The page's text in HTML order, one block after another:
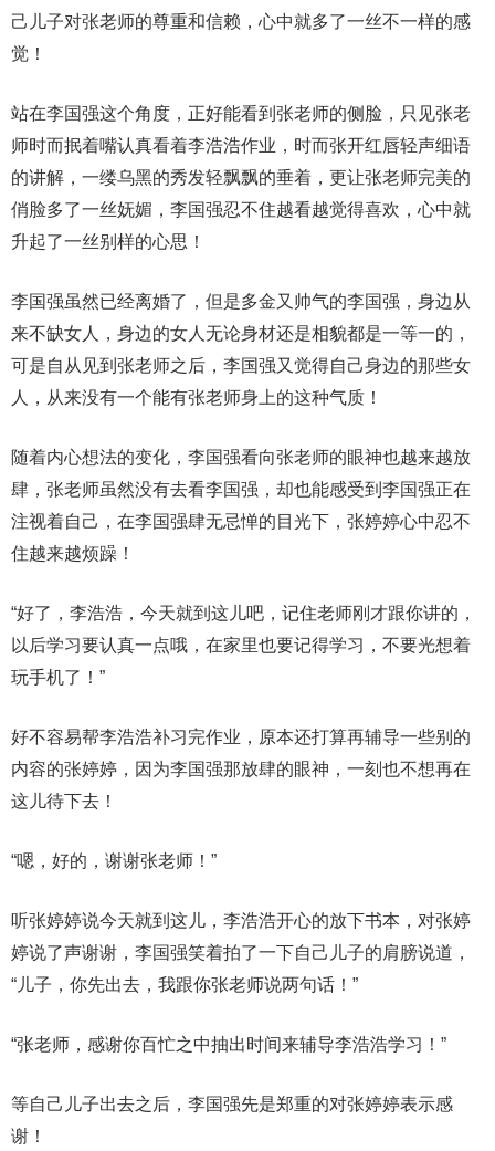
己儿子对张老师的尊重和信赖，心中就多了一丝不一样的感
觉！
站在李国强这个角度，正好能看到张老师的侧脸，只见张老
师时而抿着嘴认真看着李浩浩作业，时而张开红唇轻声细语
的讲解，一缕乌黑的秀发轻飘飘的垂着，更让张老师完美的
俏脸多了一丝妩媚，李国强忍不住越看越觉得喜欢，心中就
升起了一丝别样的心思！
李国强虽然已经离婚了，但是多金又帅气的李国强，身边从
来不缺女人，身边的女人无论身材还是相貌都是一等一的，
可是自从见到张老师之后，李国强又觉得自己身边的那些女
人，从来没有一个能有张老师身上的这种气质！
随着内心想法的变化，李国强看向张老师的眼神也越来越放
肆，张老师虽然没有去看李国强，却也能感受到李国强正在
注视着自己，在李国强肆无忌惮的目光下，张婷婷心中忍不
住越来越烦躁！
“好了，李浩浩，今天就到这儿吧，记住老师刚才跟你讲的，
以后学习要认真一点哦，在家里也要记得学习，不要光想着
玩手机了！”
好不容易帮李浩浩补习完作业，原本还打算再辅导一些别的
内容的张婷婷，因为李国强那放肆的眼神，一刻也不想再在
这儿待下去！
“嗯，好的，谢谢张老师！”
听张婷婷说今天就到这儿，李浩浩开心的放下书本，对张婷
婷说了声谢谢，李国强笑着拍了一下自己儿子的肩膀说道，
“儿子，你先出去，我跟你张老师说两句话！”
“张老师，感谢你百忙之中抽出时间来辅导李浩浩学习！”
等自己儿子出去之后，李国强先是郑重的对张婷婷表示感
谢！